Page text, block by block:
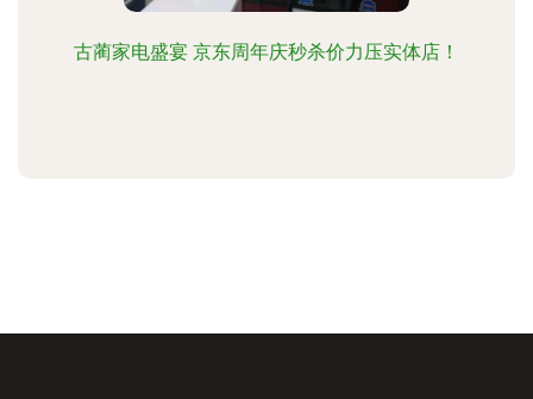
古蔺家电盛宴 京东周年庆秒杀价力压实体店！